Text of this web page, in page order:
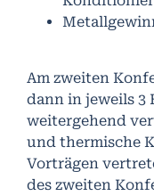
Am zweiten
dann in jeweils 3
weitergehend
und thermische
Vorträgen
des zweiten